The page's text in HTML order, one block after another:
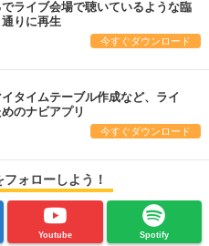
ライブ会場で聴いているような臨
りに再生
今すぐダウンロード
タイムテーブル作成など、ライ
のナビアプリ
今すぐダウンロード
ォローしよう！
Youtube Spotify